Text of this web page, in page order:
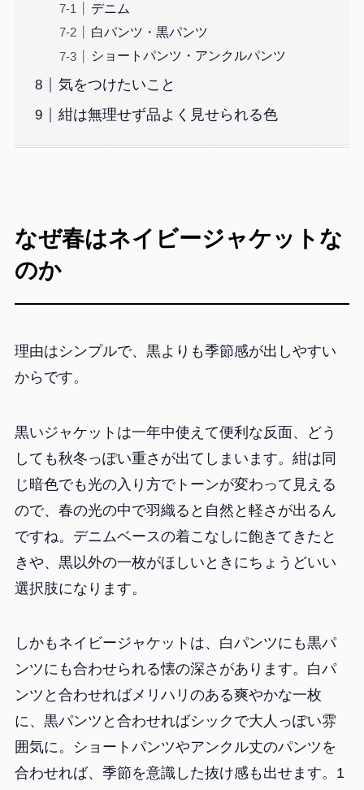
デニム
白パンツ・黒パンツ
ショートパンツ・アンクルパンツ
気をつけたいこと
紺は無理せず品よく見せられる色
なぜ春はネイビージャケットな
のか
理由はシンプルで、黒よりも季節感が出しやすい
からです。
黒いジャケットは一年中使えて便利な反面、どう
しても秋冬っぽい重さが出てしまいます。紺は同
じ暗色でも光の入り方でトーンが変わって見える
ので、春の光の中で羽織ると自然と軽さが出るん
ですね。デニムベースの着こなしに飽きてきたと
きや、黒以外の一枚がほしいときにちょうどいい
選択肢になります。
しかもネイビージャケットは、白パンツにも黒パ
ンツにも合わせられる懐の深さがあります。白パ
ンツと合わせればメリハリのある爽やかな一枚
に、黒パンツと合わせればシックで大人っぽい雰
囲気に。ショートパンツやアンクル丈のパンツを
合わせれば、季節を意識した抜け感も出せます。1